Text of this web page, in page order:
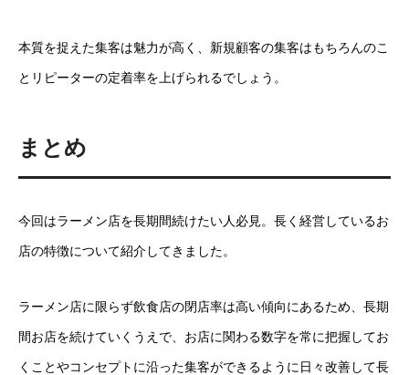
本質を捉えた集客は魅力が高く、新規顧客の集客はもちろんのこ
とリピーターの定着率を上げられるでしょう。
まとめ
今回はラーメン店を長期間続けたい人必見。長く経営しているお
店の特徴について紹介してきました。
ラーメン店に限らず飲食店の閉店率は高い傾向にあるため、長期
間お店を続けていくうえで、お店に関わる数字を常に把握してお
くことやコンセプトに沿った集客ができるように日々改善して長